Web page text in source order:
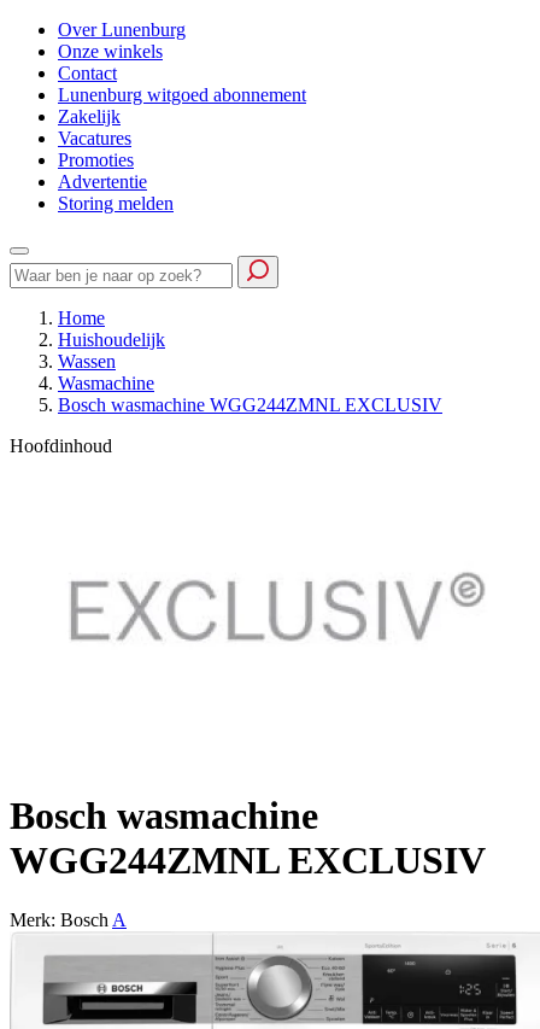
Over Lunenburg
Onze winkels
Contact
Lunenburg witgoed abonnement
Zakelijk
Vacatures
Promoties
Advertentie
Storing melden
Home
Huishoudelijk
Wassen
Wasmachine
Bosch wasmachine WGG244ZMNL EXCLUSIV
Hoofdinhoud
Bosch wasmachine
WGG244ZMNL EXCLUSIV
Merk: Bosch A